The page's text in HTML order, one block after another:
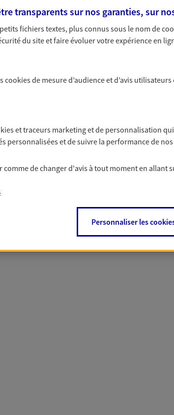
durée et la
notre métier : dans
à vous
solutions.
votre activité,
offres Assurance
PRO & ENTREPRISES
transparents sur nos garanties, sur
fichiers textes, plus connus sous le nom de
du site et faire évoluer votre expérience en
cookiesde mesure d’audience et d’avis
et traceurs marketing et de personnalisation
personnalisées et de suivre la performance de
comme de changer d'avis à tout moment en allant
Personnaliser les